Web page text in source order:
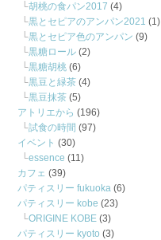
胡桃の食パン2017 (4)
黒とセピアのアンパン2021 (1)
黒とセピア色のアンパン (9)
黒糖ロール (2)
黒糖胡桃 (6)
黒豆と緑茶 (4)
黒豆抹茶 (5)
アトリエから (196)
試食の時間 (97)
イベント (30)
essence (11)
カフェ (39)
パティスリー fukuoka (6)
パティスリー kobe (23)
ORIGINE KOBE (3)
パティスリー kyoto (3)